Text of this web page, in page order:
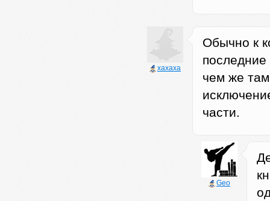
xaxaxa
Обычно к
чем же
части.
Geo